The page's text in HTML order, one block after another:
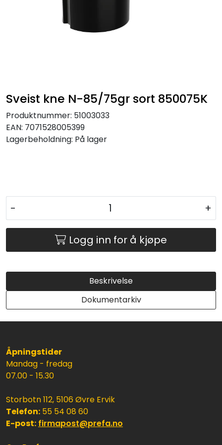
Sveist kne N-85/75gr sort 850075K
Produktnummer: 51003033
EAN: 7071528005399
Lagerbeholdning: På lager
- +
Logg inn for å kjøpe
Beskrivelse
Dokumentarkiv
Åpningstider
Mandag - fredag
07.00 - 15.30
Storbotn 112, 5106 Øvre Ervik
Telefon: 55 54 08 60
E-post: firmapost@prefa.no